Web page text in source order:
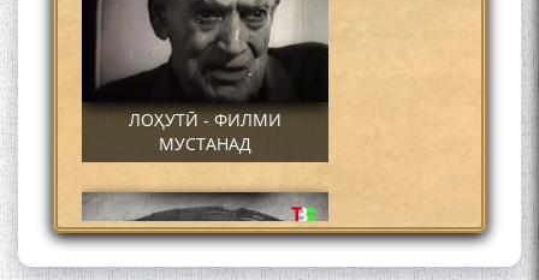
ЛОҲУТӢ - ФИЛМИ
МУСТАНАД